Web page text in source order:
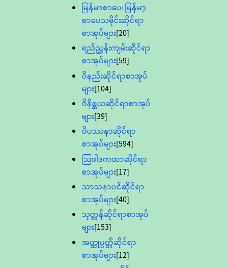
မြန်မာစာပေ၊ မြန်မာ့
စာပေသမိုင်းဆိုင်ရာ
စာအုပ်များ[20]
ရည်ညွှန်းကျမ်းဆိုင်ရာ
စာအုပ်များ[59]
ဝိနည်းဆိုင်ရာစာအုပ်
များ[104]
ဝိနိစ္ဆယဆိုင်ရာစာအုပ်
များ[39]
ဝိပဿနာဆိုင်ရာ
စာအုပ်များ[594]
သြဝါဒကထာဆိုင်ရာ
စာအုပ်များ[17]
သာသနာ၀င်ဆိုင်ရာ
စာအုပ်များ[40]
သုတ္တန်ဆိုင်ရာစာအုပ်
များ[153]
အတ္ထုပ္ပတ္တိဆိုင်ရာ
စာအုပ်များ[12]